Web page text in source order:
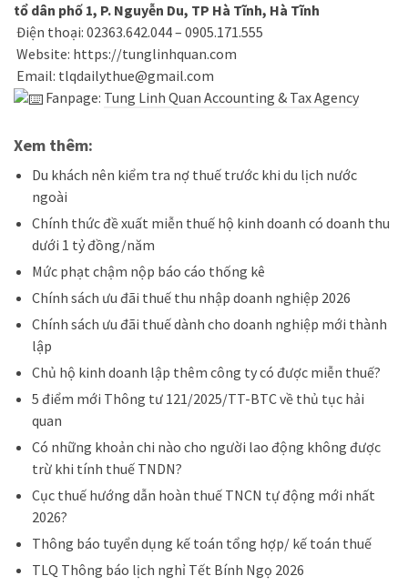
tổ dân phố 1, P. Nguyễn Du, TP Hà Tĩnh, Hà Tĩnh
Điện thoại: 02363.642.044 – 0905.171.555
Website: https://tunglinhquan.com
Email: tlqdailythue@gmail.com
Fanpage: Tung Linh Quan Accounting & Tax Agency
Xem thêm:
Du khách nên kiểm tra nợ thuế trước khi du lịch nước
ngoài
Chính thức đề xuất miễn thuế hộ kinh doanh có doanh thu
dưới 1 tỷ đồng/năm
Mức phạt chậm nộp báo cáo thống kê
Chính sách ưu đãi thuế thu nhập doanh nghiệp 2026
Chính sách ưu đãi thuế dành cho doanh nghiệp mới thành
lập
Chủ hộ kinh doanh lập thêm công ty có được miễn thuế?
5 điểm mới Thông tư 121/2025/TT-BTC về thủ tục hải
quan
Có những khoản chi nào cho người lao động không được
trừ khi tính thuế TNDN?
Cục thuế hướng dẫn hoàn thuế TNCN tự động mới nhất
2026?
Thông báo tuyển dụng kế toán tổng hợp/ kế toán thuế
TLQ Thông báo lịch nghỉ Tết Bính Ngọ 2026